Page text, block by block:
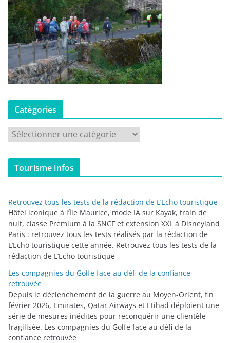
Catégories
a
t
r
i
e
s
Tourisme infos
Retrouvez tous les tests de la rédaction de L’Echo touristique
Hôtel iconique à l’Île Maurice, mode IA sur Kayak, train de
nuit, classe Premium à la SNCF et extension XXL à Disneyland
Paris : retrouvez tous les tests réalisés par la rédaction de
L’Echo touristique cette année. Retrouvez tous les tests de la
rédaction de L’Echo touristique
Les compagnies du Golfe face au défi de la confiance
retrouvée
Depuis le déclenchement de la guerre au Moyen-Orient, fin
février 2026, Emirates, Qatar Airways et Etihad déploient une
série de mesures inédites pour reconquérir une clientèle
fragilisée. Les compagnies du Golfe face au défi de la
confiance retrouvée